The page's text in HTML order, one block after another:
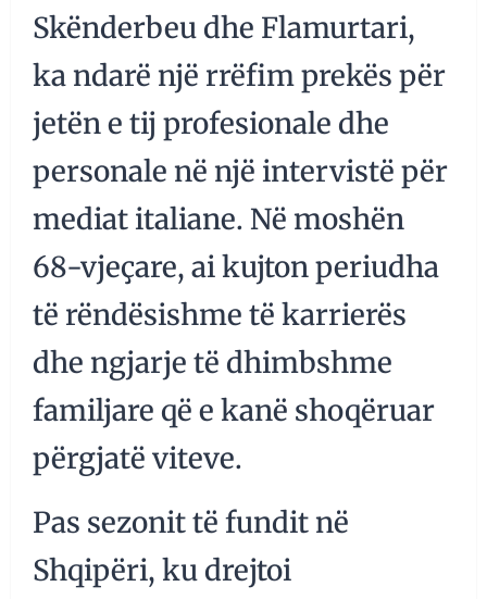
Skënderbeu dhe Flamurtari,
ka ndarë një rrëfim prekës për
jetën e tij profesionale dhe
personale në një intervistë për
mediat italiane. Në moshën
68-vjeçare, ai kujton periudha
të rëndësishme të karrierës
dhe ngjarje të dhimbshme
familjare që e kanë shoqëruar
përgjatë viteve.
Pas sezonit të fundit në
Shqipëri, ku drejtoi